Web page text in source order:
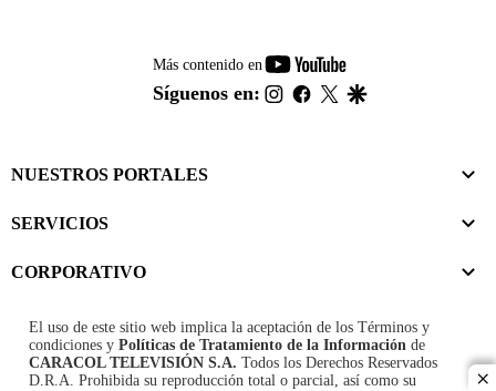
Más contenido en
youtube-
footer
Síguenos en: instagram
facebook
twitter
NUESTROS PORTALES
SERVICIOS
CORPORATIVO
El uso de este sitio web implica la aceptación de los Términos y
condiciones y Políticas de Tratamiento de la Información de
CARACOL TELEVISIÓN S.A. Todos los Derechos Reservados
D.R.A. Prohibida su reproducción total o parcial, así como su